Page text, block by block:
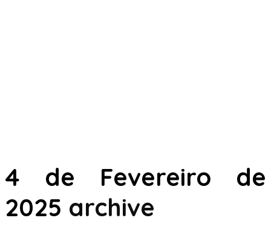
4 de Fevereiro de
2025 archive